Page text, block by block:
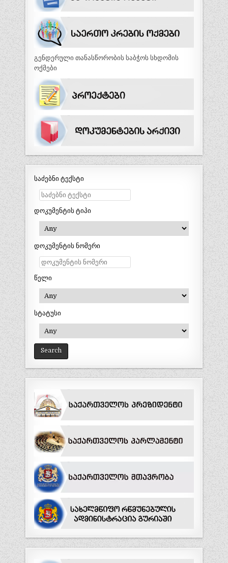
გენდერული თანასწორობის საბჭოს სხდომის
ოქმები
საძებნი ტექსტი
დოკუმენტის ტიპი
დოკუმენტის ნომერი
წელი
სტატუსი